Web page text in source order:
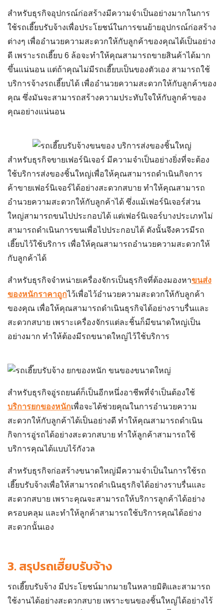
Search
for:
สำหรับธุรกิจอุปกรณ์ก่อสร้างมีความจำเป็นอย่างมากในการ
ใช้รถเฮี๊ยบรับจ้างเพื่อประโยชน์ในการขนย้ายอุปกรณ์ก่อสร้าง
ต่างๆ เพื่ออำนวยความสะดวกให้กับลูกค้าของคุณได้เป็นอย่าง
ดี เพราะรถเฮี๊ยบ 6 ล้อจะทำให้คุณสามารถขายสินค้าได้มาก
ขึ้นแน่นอน แต่ถ้าคุณไม่มีรถเฮี๊ยบเป็นของตัวเอง สามารถใช้
บริการจ้างรถเฮี๊ยบได้ เพื่ออำนวยความสะดวกให้กับลูกค้าของ
คุณ ซึ่งมันจะสามารถสร้างความประทับใจให้กับลูกค้าของ
คุณอย่างแน่นอน
สำหรับธุรกิจขายเฟอร์นิเจอร์ มีความจำเป็นอย่างยิ่งที่จะต้อง
ใช้บริการส่งของชิ้นใหญ่เพื่อให้คุณสามารถดำเนินกิจการ
ค้าขายเฟอร์นิเจอร์ได้อย่างสะดวกสบาย ทำให้คุณสามารถ
อำนวยความสะดวกให้กับลูกค้าได้ ซึ่งแม้เฟอร์นิเจอร์ส่วน
ใหญ่สามารถขนไปประกอบได้ แต่เฟอร์นิเจอร์บางประเภทไม่
สามารถดำเนินการขนเพื่อไปประกอบได้ ดังนั้นจึงควรมีรถ
เฮี๊ยบไว้ใช้บริการ เพื่อให้คุณสามารถอำนวยความสะดวกให้
กับลูกค้าได้
สำหรับธุรกิจจำหน่ายเครื่องจักรเป็นธุรกิจที่ต้องมองหาขนส่ง
ของหนักราคาถูกไว้เพื่อไว้อำนวยความสะดวกให้กับลูกค้า
ของคุณ เพื่อให้คุณสามารถดำเนินธุรกิจได้อย่างราบรื่นและ
สะดวกสบาย เพราะเครื่องจักรแต่ละชิ้นก็มีขนาดใหญ่เป็น
อย่างมาก ทำให้ต้องมีรถขนาดใหญ่ไว้ใช้บริการ
สำหรับธุรกิจอู่รถยนต์ก็เป็นอีกหนึ่งอาชีพที่จำเป็นต้องใช้
บริการยกของหนักเพื่อจะได้ช่วยคุณในการอำนวยความ
สะดวกให้กับลูกค้าได้เป็นอย่างดี ทำให้คุณสามารถดำเนิน
กิจการอู่รถได้อย่างสะดวกสบาย ทำให้ลูกค้าสามารถใช้
บริการคุณได้แบบไร้กังวล
สำหรับธุรกิจก่อสร้างขนาดใหญ่มีความจำเป็นในการใช้รถ
เฮี๊ยบรับจ้างเพื่อให้สามารถดำเนินธุรกิจได้อย่างราบรื่นและ
สะดวกสบาย เพราะคุณจะสามารถให้บริการลูกค้าได้อย่าง
ครอบคลุม และทำให้ลูกค้าสามารถใช้บริการคุณได้อย่าง
สะดวกนั้นเอง
3. สรุปรถเฮี๊ยบรับจ้าง
รถเฮี๊ยบรับจ้าง มีประโยชน์มากมายในหลายมิติและสามารถ
ใช้งานได้อย่างสะดวกสบาย เพราะขนของชิ้นใหญ่ได้อย่างไร้